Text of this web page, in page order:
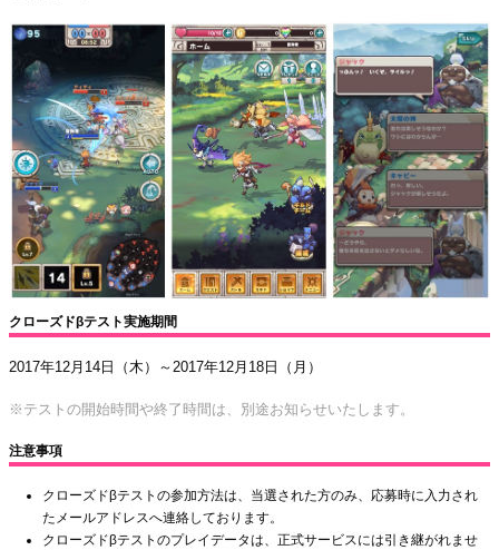
クローズドβテスト実施期間
2017年12月14日（木）～2017年12月18日（月）
※テストの開始時間や終了時間は、別途お知らせいたします。
注意事項
クローズドβテストの参加方法は、当選された方のみ、応募時に入力され
たメールアドレスへ連絡しております。
クローズドβテストのプレイデータは、正式サービスには引き継がれませ